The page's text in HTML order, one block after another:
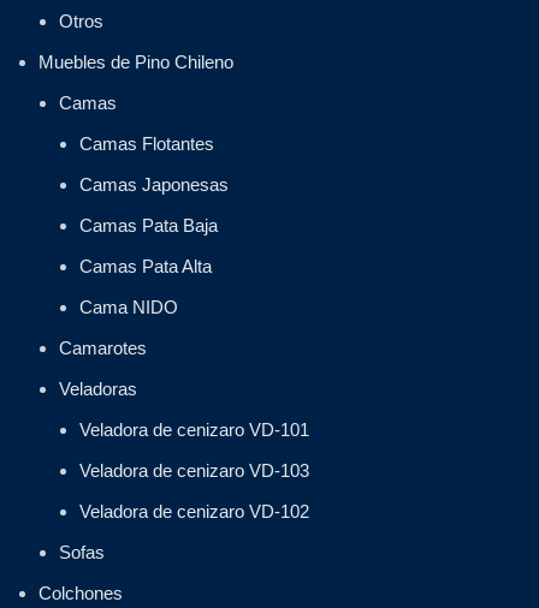
Otros
Muebles de Pino Chileno
Camas
Camas Flotantes
Camas Japonesas
Camas Pata Baja
Camas Pata Alta
Cama NIDO
Camarotes
Veladoras
Veladora de cenizaro VD-101
Veladora de cenizaro VD-103
Veladora de cenizaro VD-102
Sofas
Colchones